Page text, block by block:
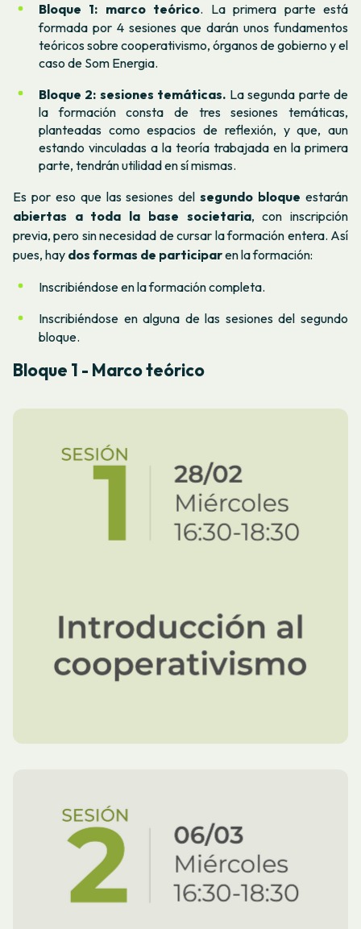
Bloque 1: marco teórico. La primera parte está
formada por 4 sesiones que darán unos fundamentos
teóricos sobre cooperativismo, órganos de gobierno y el
caso de Som Energia.
Bloque 2: sesiones temáticas. La segunda parte de
la formación consta de tres sesiones temáticas,
planteadas como espacios de reflexión, y que, aun
estando vinculadas a la teoría trabajada en la primera
parte, tendrán utilidad en sí mismas.
Es por eso que las sesiones delsegundo bloque estarán
abiertas a toda la base societaria, con inscripción
previa, pero sin necesidad de cursar la formación entera. Así
pues, hay dos formas de participaren la formación:
Inscribiéndose en la formación completa.
Inscribiéndose en alguna de las sesiones del segundo
bloque.
Bloque 1 - Marco teórico